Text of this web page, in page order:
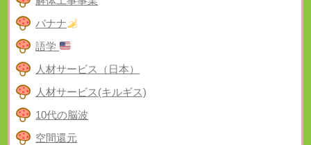
バナナ
語学
人材サービス（日本）
人材サービス(キルギス)
10代の脳波
空間還元